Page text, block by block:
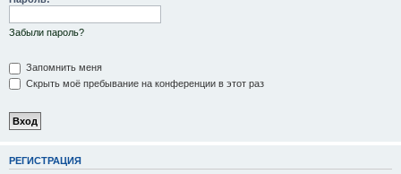
Забыли пароль?
Запомнить меня
Скрыть моё пребывание на конференции в этот раз
РЕГИСТРАЦИЯ